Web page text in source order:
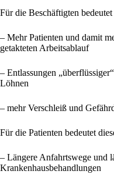
Für die Beschäftigten
– Mehr Patienten und damit
getakteten Arbeitsablauf
– Entlassungen
Löhnen
– mehr Verschleiß und
Für die Patienten bedeutet
– Längere Anfahrtswege und
Krankenhausbehandlungen